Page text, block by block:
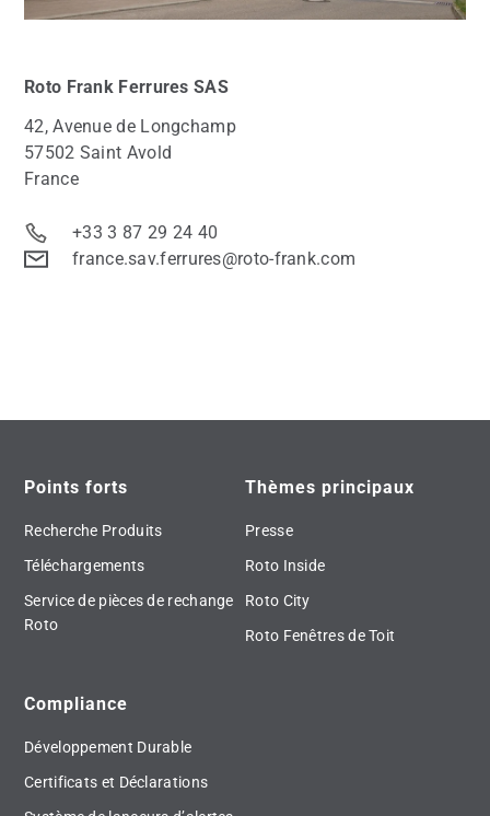
Roto Frank Ferrures SAS
42, Avenue de Longchamp
57502 Saint Avold
France
+33 3 87 29 24 40
france.sav.ferrures@roto-frank.com
Points forts
Recherche Produits
Téléchargements
Service de pièces de rechange
Roto
Thèmes principaux
Presse
Roto Inside
Roto City
Roto Fenêtres de Toit
Compliance
Développement Durable
Certificats et Déclarations